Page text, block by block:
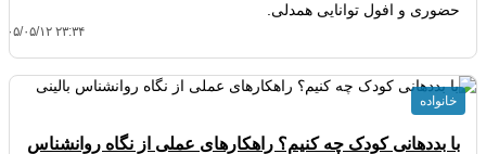
حضوری و افول توانایی همدلی.
۱۴۰۵/۰۵/۱۲
با بددهانی کودک چه کنیم؟ راهکارهای عملی از نگاه روانشناس
خانواده